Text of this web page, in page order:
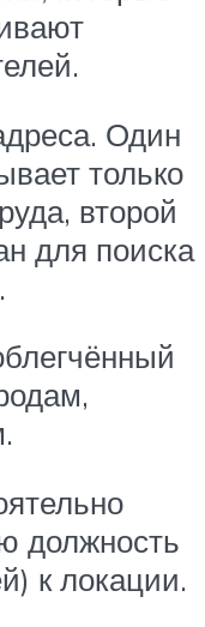
Один
только
второй
для поиска
должность
к локации.